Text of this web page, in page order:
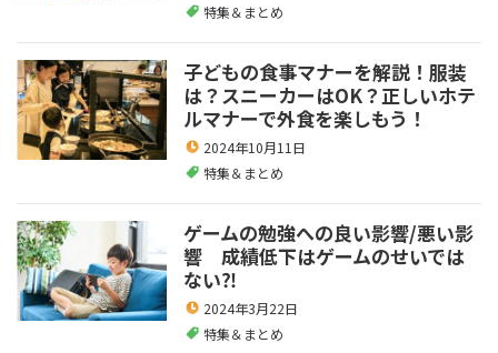
特集＆まとめ
子どもの食事マナーを解説！服装
は？スニーカーはOK？正しいホテ
ルマナーで外食を楽しもう！
2024年10月11日
特集＆まとめ
ゲームの勉強への良い影響/悪い影
響 成績低下はゲームのせいでは
ない⁈
2024年3月22日
特集＆まとめ